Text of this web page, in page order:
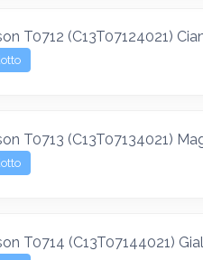
T0712 (C13T07124021)
T0713 (C13T07134021)
T0714 (C13T07144021)